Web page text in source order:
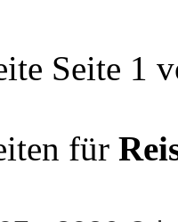
Seite 1
für